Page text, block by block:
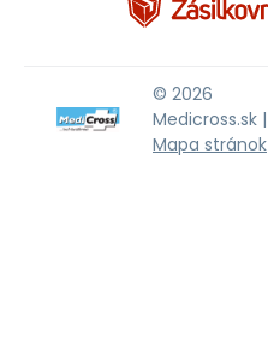
© 2026
Medicross.sk |
Mapa stránok